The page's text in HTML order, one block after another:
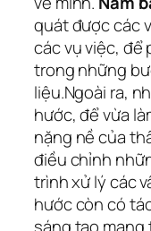
quát được các
các vụ việc, để
trong những
liệu.Ngoài ra,
hước, để vừa
nặng nề của
điều chỉnh
trình xử lý các
hước còn có